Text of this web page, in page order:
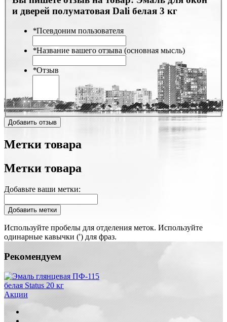
и дверей полуматовая Dali белая 3 кг
*Псевдоним пользователя
*Название вашего отзыва (основная мысль)
*Отзыв
Добавить отзыв
Метки товара
Метки товара
Добавьте ваши метки:
Добавить метки
Используйте пробелы для отделения меток. Используйте
одинарные кавычки (') для фраз.
Рекомендуем
Акции